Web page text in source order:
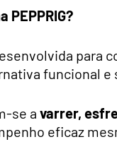
PEPPRIG?
para
funcional
se a varrer,
eficaz